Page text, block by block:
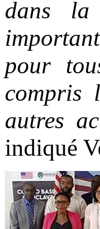
dans la
pour
compris
autres
indiqué